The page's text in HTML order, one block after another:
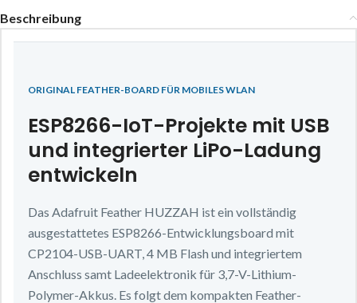
Beschreibung
ORIGINAL FEATHER-BOARD FÜR MOBILES WLAN
ESP8266-IoT-Projekte mit USB
und integrierter LiPo-Ladung
entwickeln
Das Adafruit Feather HUZZAH ist ein vollständig
ausgestattetes ESP8266-Entwicklungsboard mit
CP2104-USB-UART, 4 MB Flash und integriertem
Anschluss samt Ladeelektronik für 3,7-V-Lithium-
Polymer-Akkus. Es folgt dem kompakten Feather-